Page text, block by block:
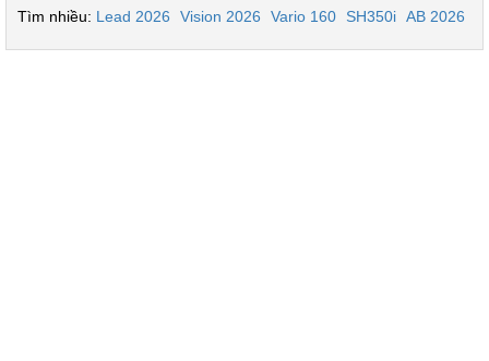
Tìm nhiều: Lead 2026 Vision 2026 Vario 160 SH350i AB 2026